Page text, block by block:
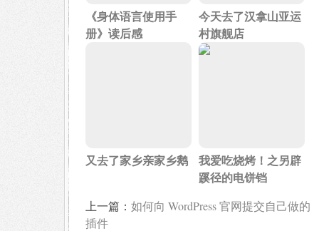
《身体语言使用手
册》读后感
今天去了汉拿山亚运
村旗舰店
又去了家乡亲家乡鹅
我爱吃烧烤！之另辟
蹊径的电饼铛
上一篇： 如何向 WordPress 官网提交自己做的
插件